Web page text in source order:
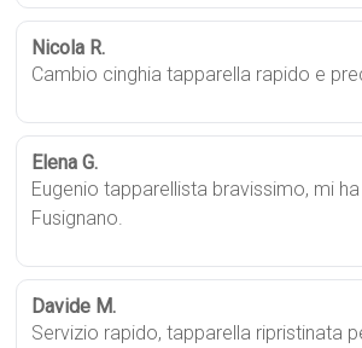
Nicola R.
Cambio cinghia tapparella rapido e
Elena G.
Eugenio tapparellista bravissimo, mi
Fusignano.
Davide M.
Servizio rapido, tapparella ripristinata